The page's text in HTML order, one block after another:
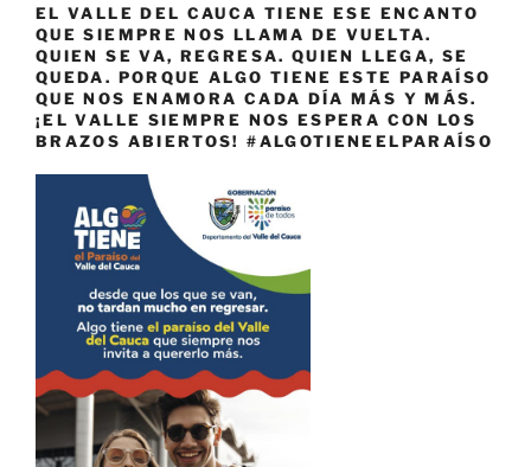
EL VALLE DEL CAUCA TIENE ESE ENCANTO
QUE SIEMPRE NOS LLAMA DE VUELTA.
QUIEN SE VA, REGRESA. QUIEN LLEGA, SE
QUEDA. PORQUE ALGO TIENE ESTE PARAÍSO
QUE NOS ENAMORA CADA DÍA MÁS Y MÁS.
¡EL VALLE SIEMPRE NOS ESPERA CON LOS
BRAZOS ABIERTOS! #ALGOTIENEELPARAÍSO